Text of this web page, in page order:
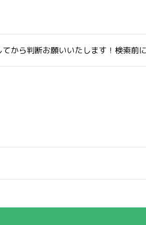
から判断お願いいたします！検索